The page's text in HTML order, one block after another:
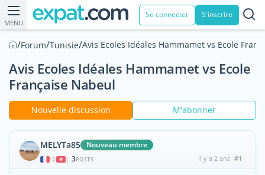
MENU
Se connecter S'inscrire
/Forum/Tunisie/Avis Ecoles Idéales Hammamet vs Ecole
Avis Ecoles Idéales Hammamet vs Ecole
Française Nabeul
Nouvelle discussion M'abonner
MELYTa85 Nouveau membre
| 3POSTS il y a 2 ans #1